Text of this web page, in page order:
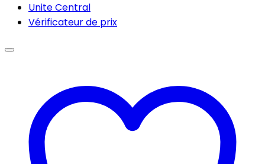
Unite Central
Vérificateur de prix